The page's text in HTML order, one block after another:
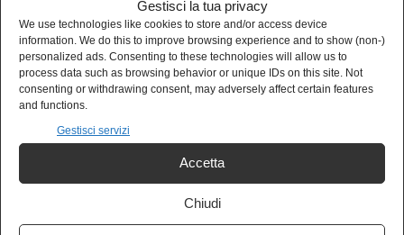
Gestisci la tua privacy
We use technologies like cookies to store and/or access device
information. We do this to improve browsing experience and to show (non-)
personalized ads. Consenting to these technologies will allow us to
process data such as browsing behavior or unique IDs on this site. Not
consenting or withdrawing consent, may adversely affect certain features
and functions.
Gestisci servizi
Accetta
Chiudi
per la povertà”ha detto la ex segretaria Cgil a
Omnibus.